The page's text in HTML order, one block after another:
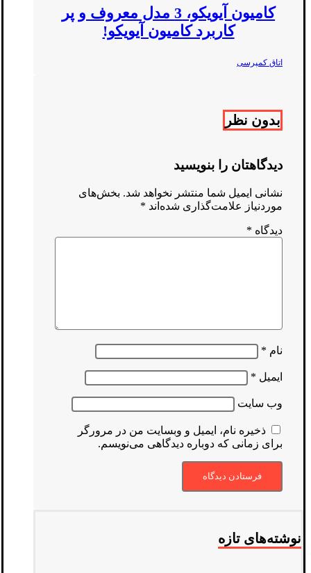
کامیون آیویکو، 3 مدل معروف و پر
کاربرد کامیون آیویکو!
اتاق کمپرسی
بدون نظر
دیدگاهتان را بنویسید
نشانی ایمیل شما منتشر نخواهد شد. بخش‌های
موردنیاز علامت‌گذاری شده‌اند *
دیدگاه *
نام *
ایمیل *
وب‌ سایت
ذخیره نام، ایمیل و وبسایت من در مرورگر
برای زمانی که دوباره دیدگاهی می‌نویسم.
نوشته‌های تازه